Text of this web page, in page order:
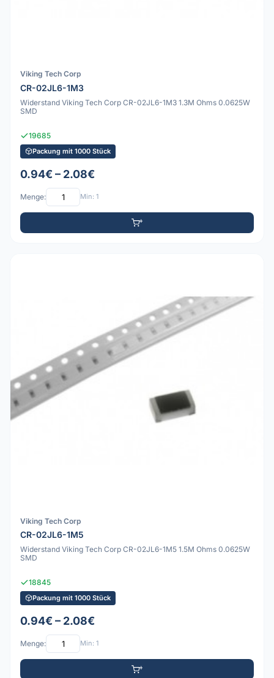
Viking Tech Corp
CR-02JL6-1M3
Widerstand Viking Tech Corp CR-02JL6-1M3 1.3M Ohms 0.0625W
SMD
19685
Packung mit 1000 Stück
0.94€ – 2.08€
Menge: Min: 1
Viking Tech Corp
CR-02JL6-1M5
Widerstand Viking Tech Corp CR-02JL6-1M5 1.5M Ohms 0.0625W
SMD
18845
Packung mit 1000 Stück
0.94€ – 2.08€
Menge: Min: 1